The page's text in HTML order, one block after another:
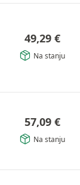
49,29 €
Na stanju
57,09 €
Na stanju